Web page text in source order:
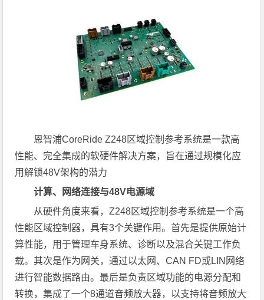
恩智浦CoreRide Z248区域控制参考系统是一款高
性能、完全集成的软硬件解决方案，旨在通过规模化应
用解锁48V架构的潜力
计算、网络连接与48V电源域
从硬件角度来看，Z248区域控制参考系统是一个高
性能区域控制器，具有3个关键作用。首先是提供原始计
算性能，用于管理车身系统、诊断以及混合关键工作负
载。其次是作为网关，通过以太网、CAN FD或LIN网络
进行智能数据路由。最后是负责区域功能的电源分配和
转换，集成了一个8通道音频放大器，以支持将音频放大